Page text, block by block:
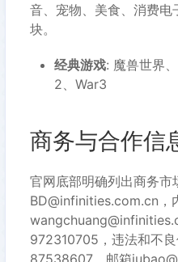
音、宠物、美食、消费电
块。
经典游戏: 魔兽世界
2、War3
商务与合作信
官网底部明确列出商务市
BD@infinities.com.cn，
972310705，违法和不